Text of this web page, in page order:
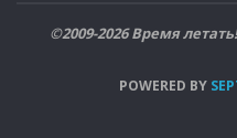
©2009-2026 Время
POWERED BY